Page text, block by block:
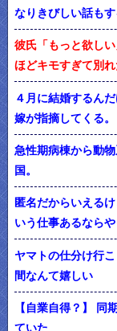
なりきびしい話も
彼氏「もっと欲し
ほどキモすぎて別れ
４月に結婚するん
嫁が指摘してくる。
急性期病棟から動
国。
匿名だからいえる
いう仕事あるなら
ヤマトの仕分け行
間なんて嬉しい
【自業自得？】 同
ていた